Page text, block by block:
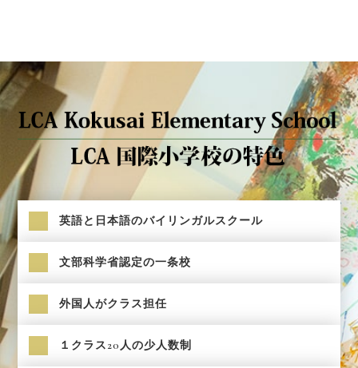
英語と日本語のバイリンガルスクール
文部科学省認定の一条校
外国人がクラス担任
１クラス20人の少人数制